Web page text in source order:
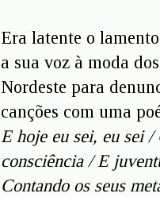
Era latente o
a sua voz à moda
Nordeste para
canções com uma
E hoje eu sei, eu sei /
consciência / E
Contando os seus